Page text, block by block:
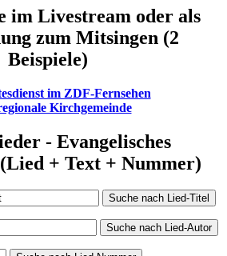
im Livestream oder als
zum Mitsingen (2
Beispiele)
im ZDF-Fernsehen
Kirchgemeinde
- Evangelisches
+ Text + Nummer)